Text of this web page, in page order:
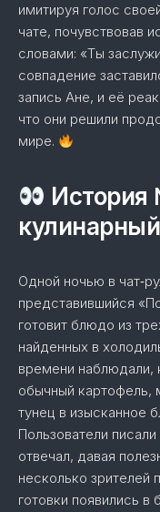
имитируя голос
чате, почувствовав
словами: «Ты
совпадение
запись Ане, и её
что они решили
мире.
Одной ночью в
представившийся
готовит блюдо из
найденных в
времени наблюдали,
обычный картофель,
тунец в изысканное
Пользователи
отвечал, давая
несколько зрителей
готовки появились в